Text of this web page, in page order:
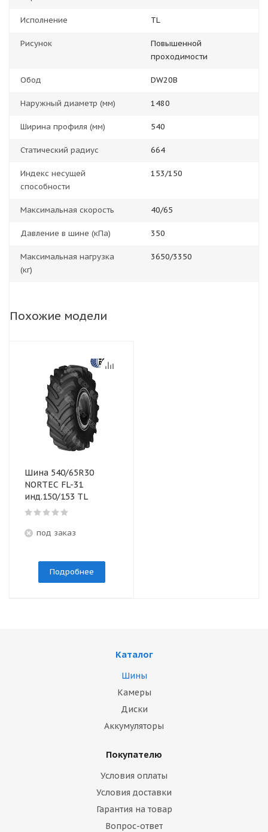
Исполнение TL
Рисунок
Повышенной
проходимости
Обод DW20B
Наружный диаметр (мм) 1480
Ширина профиля (мм) 540
Статический радиус 664
Индекс несущей
способности
153/150
Максимальная скорость 40/65
Давление в шине (кПа) 350
Максимальная нагрузка
(кг)
3650/3350
Похожие модели
Шина 540/65R30
NORTEC FL-31
инд.150/153 TL
под заказ
Подробнее
Каталог
Шины
Камеры
Диски
Аккумуляторы
Покупателю
Условия оплаты
Условия доставки
Гарантия на товар
Вопрос-ответ